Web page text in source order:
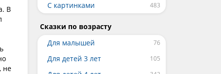
В
не
С картинками
Сказки по возрасту
Для малышей
Для детей 3 лет